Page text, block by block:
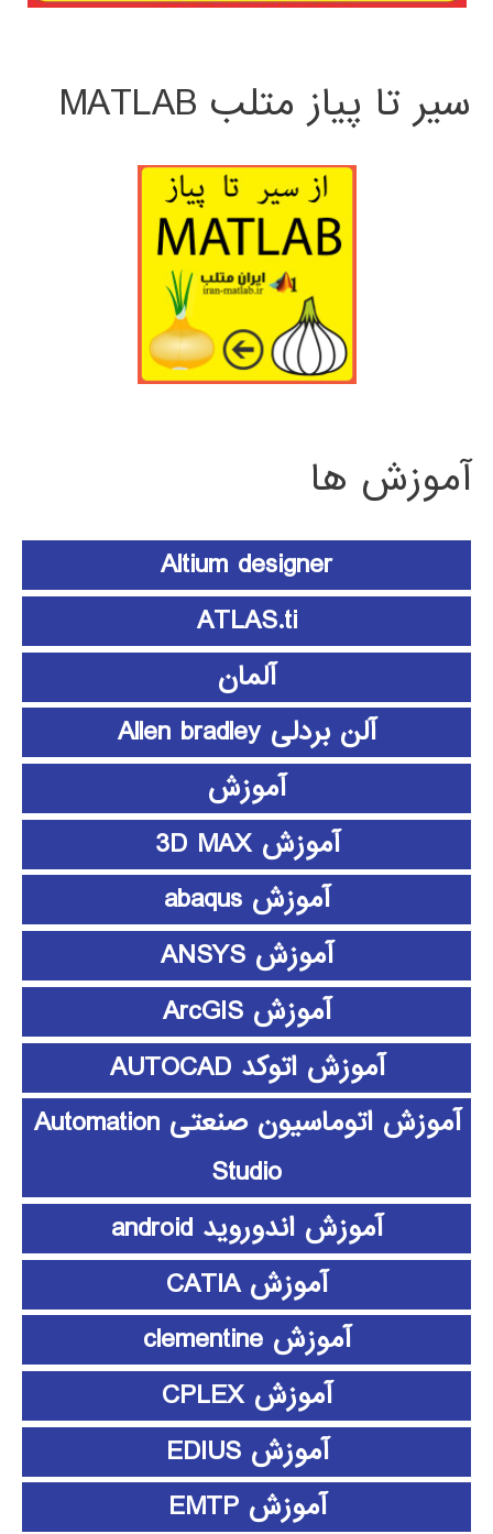
سیر تا پیاز متلب MATLAB
آموزش ها
Altium designer
ATLAS.ti
آلمان
آلن بردلی Allen bradley
آموزش
آموزش 3D MAX
آموزش abaqus
آموزش ANSYS
آموزش ArcGIS
آموزش اتوکد AUTOCAD
آموزش اتوماسیون صنعتی Automation
Studio
آموزش اندوروید android
آموزش CATIA
آموزش clementine
آموزش CPLEX
آموزش EDIUS
آموزش EMTP